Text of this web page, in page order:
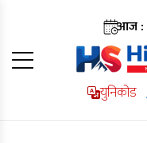
आज :
युनिकोड